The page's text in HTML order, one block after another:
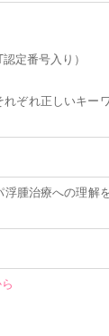
定番号入り）
ぞれ正しいキー
腫治療への理解